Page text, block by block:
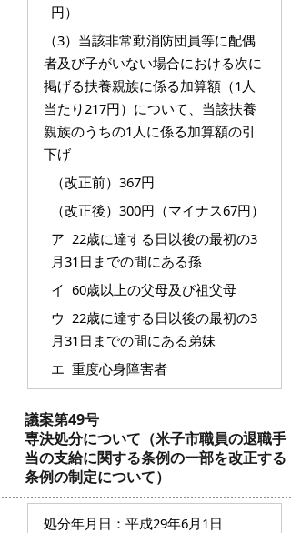
円）
（3）当該非常勤消防団員等に配偶
者及び子がいない場合における次に
掲げる扶養親族に係る加算額（1人
当たり217円）について、当該扶養
親族のうちの1人に係る加算額の引
下げ
（改正前）367円
（改正後）300円（マイナス67円）
ア 22歳に達する日以後の最初の3
月31日までの間にある孫
イ 60歳以上の父母及び祖父母
ウ 22歳に達する日以後の最初の3
月31日までの間にある弟妹
エ 重度心身障害者
議案第49号
専決処分について（米子市職員の退職手
当の支給に関する条例の一部を改正する
条例の制定について）
処分年月日：平成29年6月1日